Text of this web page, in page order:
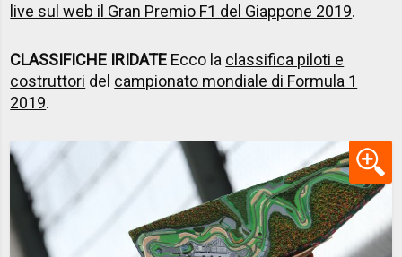
live sul web il Gran Premio F1 del Giappone 2019.
CLASSIFICHE IRIDATE Ecco la classifica piloti e
costruttori del campionato mondiale di Formula 1
2019.